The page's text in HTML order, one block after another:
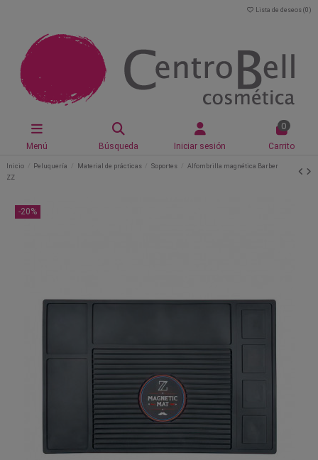
Lista de deseos (0 )
Menú Búsqueda Iniciar sesión
0
Carrito
Inicio Peluquería Material de prácticas Soportes
Alfombrilla magnética Barber
ZZ
-20%